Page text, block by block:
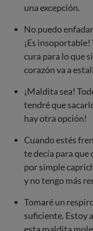
una excepción.
No puedo
¡Es
cura para lo que
corazón va a
¡Maldita sea!
tendré que
hay otra opción!
Cuando estés
te decía para que
por simple
y no tengo más
Tomaré un
suficiente. Estoy